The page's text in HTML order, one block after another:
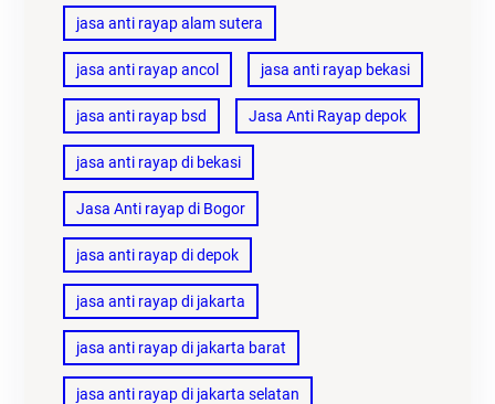
jasa anti rayap alam sutera
jasa anti rayap ancol jasa anti rayap bekasi
jasa anti rayap bsd Jasa Anti Rayap depok
jasa anti rayap di bekasi
Jasa Anti rayap di Bogor
jasa anti rayap di depok
jasa anti rayap di jakarta
jasa anti rayap di jakarta barat
jasa anti rayap di jakarta selatan